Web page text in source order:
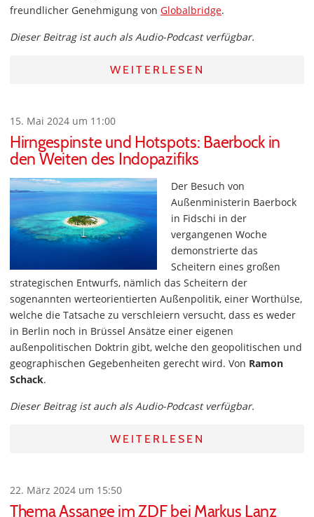
freundlicher Genehmigung von Globalbridge.
Dieser Beitrag ist auch als Audio-Podcast verfügbar.
WEITERLESEN
15. Mai 2024 um 11:00
Hirngespinste und Hotspots: Baerbock in
den Weiten des Indopazifiks
Der Besuch von
Außenministerin Baerbock
in Fidschi in der
vergangenen Woche
demonstrierte das
Scheitern eines großen
strategischen Entwurfs, nämlich das Scheitern der
sogenannten werteorientierten Außenpolitik, einer Worthülse,
welche die Tatsache zu verschleiern versucht, dass es weder
in Berlin noch in Brüssel Ansätze einer eigenen
außenpolitischen Doktrin gibt, welche den geopolitischen und
geographischen Gegebenheiten gerecht wird. Von Ramon
Schack.
Dieser Beitrag ist auch als Audio-Podcast verfügbar.
WEITERLESEN
22. März 2024 um 15:50
Thema Assange im ZDF bei Markus Lanz